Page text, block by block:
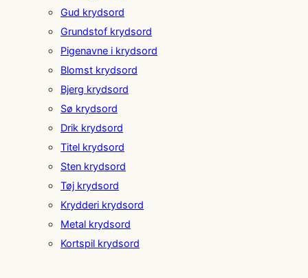
Gud krydsord
Grundstof krydsord
Pigenavne i krydsord
Blomst krydsord
Bjerg krydsord
Sø krydsord
Drik krydsord
Titel krydsord
Sten krydsord
Tøj krydsord
Krydderi krydsord
Metal krydsord
Kortspil krydsord